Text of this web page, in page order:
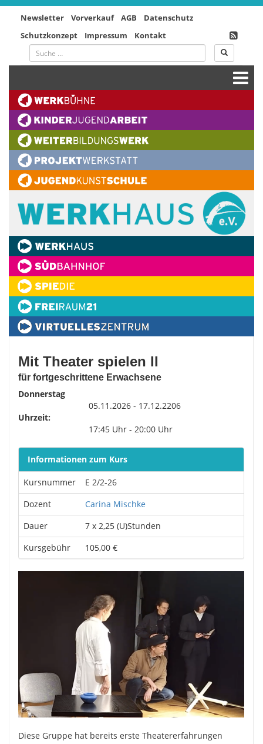
Newsletter Vorverkauf AGB
Datenschutz
Schutzkonzept
Impressum Kontakt
Mit Theater spielen II
für fortgeschrittene Erwachsene
Donnerstag
05.11.2026 - 17.12.2206
Uhrzeit:
17:45 Uhr - 20:00 Uhr
Informationen zum Kurs
Kursnummer
E 2/2-26
Dozent
Carina Mischke
Dauer
7 x 2,25 (U)Stunden
Kursgebühr
105,00 €
Diese Gruppe hat bereits erste Theatererfahrungen